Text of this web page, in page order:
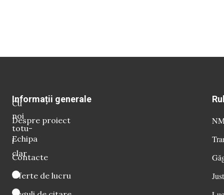
Cu
noi
totu-
i
clar
Informații generale
Despre proiect
Echipa
Contacte
Oferte de lucru